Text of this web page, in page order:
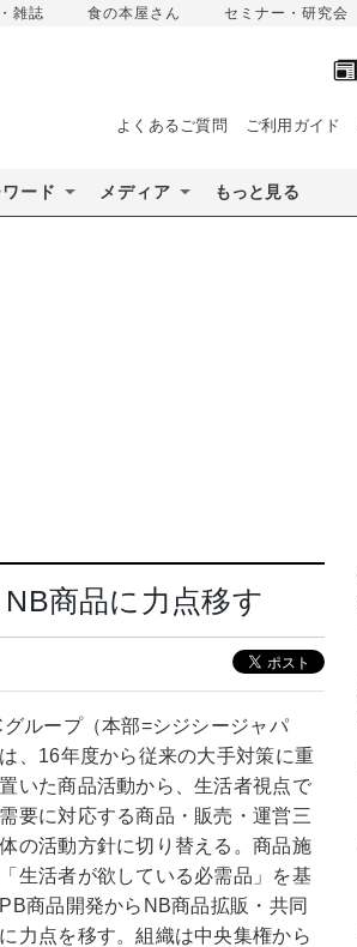
雑誌 食の本屋さん セミナー・研究会
よくあるご質問 ご利用ガイド
ード メディア もっと見る
商品に力点移す
ループ（本部=シジシージャパ
、16年度から従来の大手対策に重
いた商品活動から、生活者視点で
要に対応する商品・販売・運営三
の活動方針に切り替える。商品施
生活者が欲している必需品」を基
商品開発からNB商品拡販・共同
力点を移す。組織は中央集権から